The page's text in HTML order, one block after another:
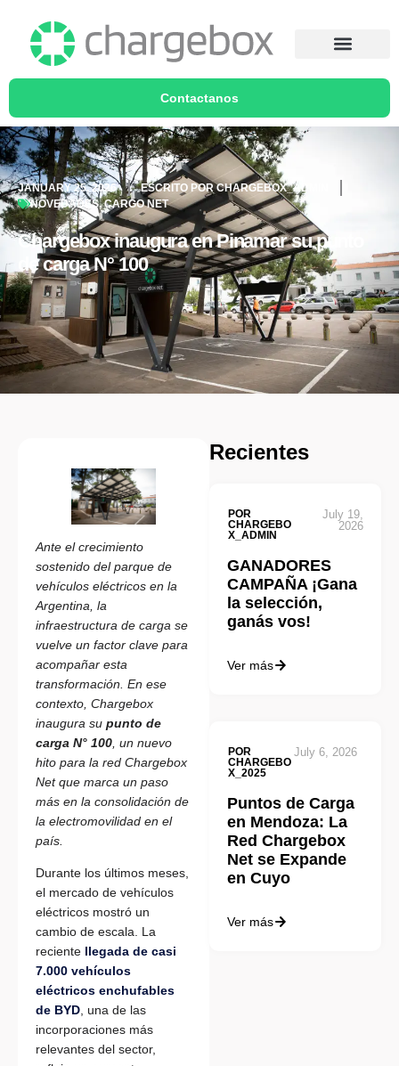
Contactanos
JANUARY 25, 2026 ESCRITO PORCHARGEBOX_ADMIN
NOVEDADES,CARGO NET
Chargebox inaugura en Pinamar su punto
de carga N° 100
Ante el crecimiento
sostenido del parque de
vehículos eléctricos en la
Argentina, la
infraestructura de carga se
vuelve un factor clave para
acompañar esta
transformación. En ese
contexto, Chargebox
inaugura su punto de
carga N° 100 , un nuevo
hito para la red Chargebox
Net que marca un paso
más en la consolidación de
la electromovilidad en el
país.
Durante los últimos meses,
el mercado de vehículos
eléctricos mostró un
cambio de escala. La
reciente llegada de casi
7.000 vehículos
eléctricos enchufables
de BYD, una de las
incorporaciones más
relevantes del sector,
Recientes
POR
CHARGEBO
X_ADMIN
July 19,
2026
GANADORES
CAMPAÑA ¡Gana
la selección,
ganás vos!
Ver más
POR
CHARGEBO
X_2025
July 6, 2026
Puntos de Carga
en Mendoza: La
Red Chargebox
Net se Expande
en Cuyo
Ver más